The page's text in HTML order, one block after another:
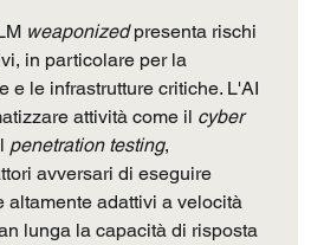
weaponized presenta rischi
in particolare per la
e le infrastrutture critiche. L'AI
attività come il cyber
penetration testing,
avversari di eseguire
altamente adattivi a velocità
lunga la capacità di risposta